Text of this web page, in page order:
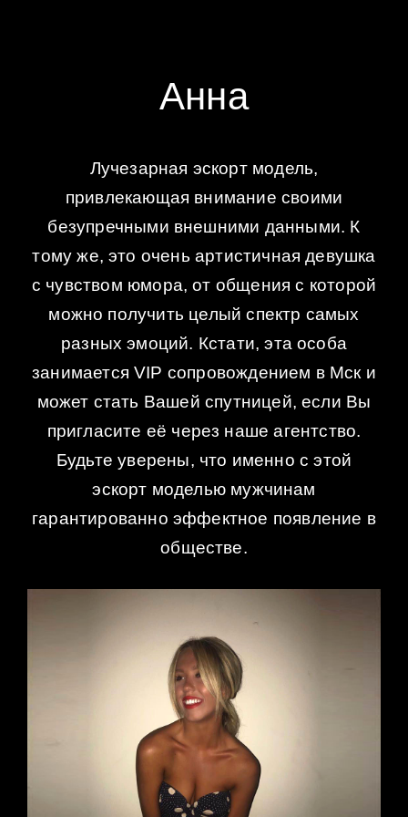
Анна
Лучезарная эскорт модель,
привлекающая внимание своими
безупречными внешними данными. К
тому же, это очень артистичная девушка
с чувством юмора, от общения с которой
можно получить целый спектр самых
разных эмоций. Кстати, эта особа
занимается VIP сопровождением в Мск и
может стать Вашей спутницей, если Вы
пригласите её через наше агентство.
Будьте уверены, что именно с этой
эскорт моделью мужчинам
гарантированно эффектное появление в
обществе.